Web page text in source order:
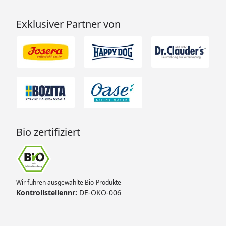
Exklusiver Partner von
Bio zertifiziert
Wir führen ausgewählte Bio-Produkte
Kontrollstellennr: DE-ÖKO-006